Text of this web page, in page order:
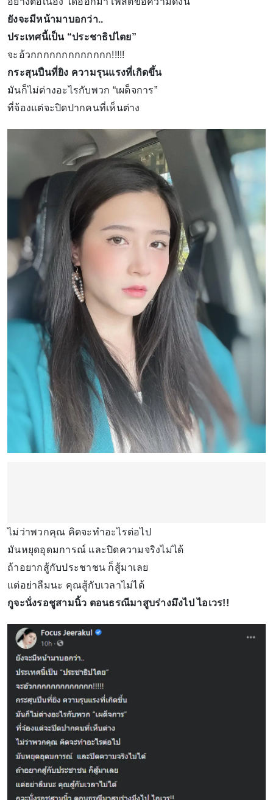
ยังจะมีหน้ามาบอกว่า..
ประเทศนี้เป็น “ประชาธิปไตย”
จะอ้วกกกกกกกกกกกกก!!!!!
กระสุนปืนที่ยิง ความรุนแรงที่เกิดขึ้น
มันก็ไม่ต่างอะไรกับพวก “เผด็จการ”
ที่จ้องแต่จะปิดปากคนที่เห็นต่าง
ไม่ว่าพวกคุณ คิดจะทำอะไรต่อไป
มันหยุดอุดมการณ์ และปิดความจริงไม่ได้
ถ้าอยากสู้กับประชาชน ก็สู้มาเลย
แต่อย่าลืมนะ คุณสู้กับเวลาไม่ได้
กูจะนั่งรอชูสามนิ้ว ตอนธรณีมาสูบร่างมึงไป ไอเวร!!